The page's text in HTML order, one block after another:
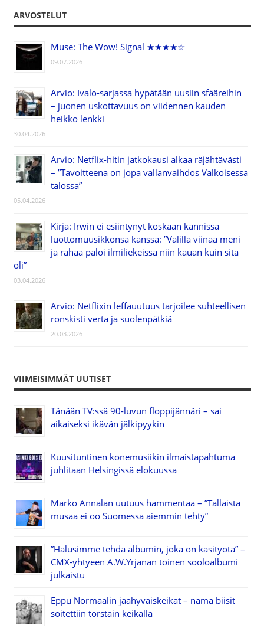
ARVOSTELUT
Muse: The Wow! Signal ★★★★☆
09.07.2026
Arvio: Ivalo-sarjassa hypätään uusiin sfääreihin
– juonen uskottavuus on viidennen kauden
heikko lenkki
30.04.2026
Arvio: Netflix-hitin jatkokausi alkaa räjähtävästi
– ”Tavoitteena on jopa vallanvaihdos Valkoisessa
talossa”
05.04.2026
Kirja: Irwin ei esiintynyt koskaan kännissä
luottomuusikkonsa kanssa: ”Välillä viinaa meni
ja rahaa paloi ilmiliekeissä niin kauan kuin sitä
oli”
03.04.2026
Arvio: Netflixin leffauutuus tarjoilee suhteellisen
ronskisti verta ja suolenpätkiä
20.03.2026
VIIMEISIMMÄT UUTISET
Tänään TV:ssä 90-luvun floppijännäri – sai
aikaiseksi ikävän jälkipyykin
Kuusituntinen konemusiikin ilmaistapahtuma
juhlitaan Helsingissä elokuussa
Marko Annalan uutuus hämmentää – ”Tällaista
musaa ei oo Suomessa aiemmin tehty”
”Halusimme tehdä albumin, joka on käsityötä” –
CMX-yhtyeen A.W.Yrjänän toinen sooloalbumi
julkaistu
Eppu Normaalin jäähyväiskeikat – nämä biisit
soitettiin torstain keikalla